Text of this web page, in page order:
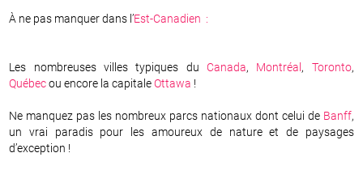
À ne pas manquer dans l’Est-Canadien :
Les nombreuses villes typiques duCanada, Montréal , Toronto,
Québecou encore la capitaleOttawa !
Ne manquez pas les nombreux parcs nationaux dont celui de Banff,
un vrai paradis pour les amoureux de nature et de paysages
d’exception !